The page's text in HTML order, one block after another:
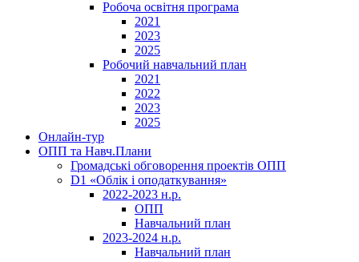
Робоча освітня програма
2021
2023
2025
Робочий навчальний план
2021
2022
2023
2025
Онлайн-тур
ОПП та Навч.Плани
Громадські обговорення проектів ОПП
D1 «Облік і оподаткування»
2022-2023 н.р.
ОПП
Навчальний план
2023-2024 н.р.
Навчальний план